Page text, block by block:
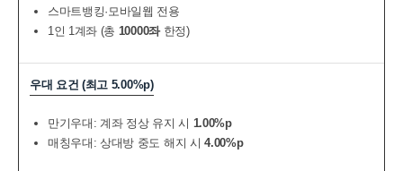
스마트뱅킹·모바일웹 전용
1인 1계좌 (총 10000좌한정)
우대 요건 (최고 5.00%p)
만기우대: 계좌 정상 유지 시 1.00%p
매칭우대: 상대방 중도 해지 시4.00%p